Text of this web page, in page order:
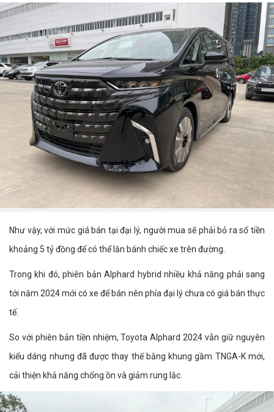
Như vậy, với mức giá bán tại đại lý, người mua sẽ phải bỏ ra số tiền
khoảng 5 tỷ đồng để có thể lăn bánh chiếc xe trên đường.
Trong khi đó, phiên bản Alphard hybrid nhiều khả năng phải sang
tới năm 2024 mới có xe để bán nên phía đại lý chưa có giá bán thực
tế.
So với phiên bản tiền nhiệm, Toyota Alphard 2024 vẫn giữ nguyên
kiểu dáng nhưng đã được thay thế bằng khung gầm TNGA-K mới,
cải thiện khả năng chống ồn và giảm rung lắc.